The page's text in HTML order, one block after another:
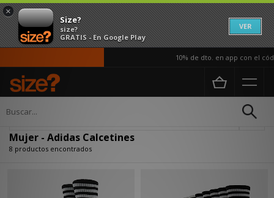
×
Size?
size?
GRATIS - En Google Play
VER
10% de dto. en app con el
Página principal
Mujer - Adidas Calcetines
8 productos encontrados